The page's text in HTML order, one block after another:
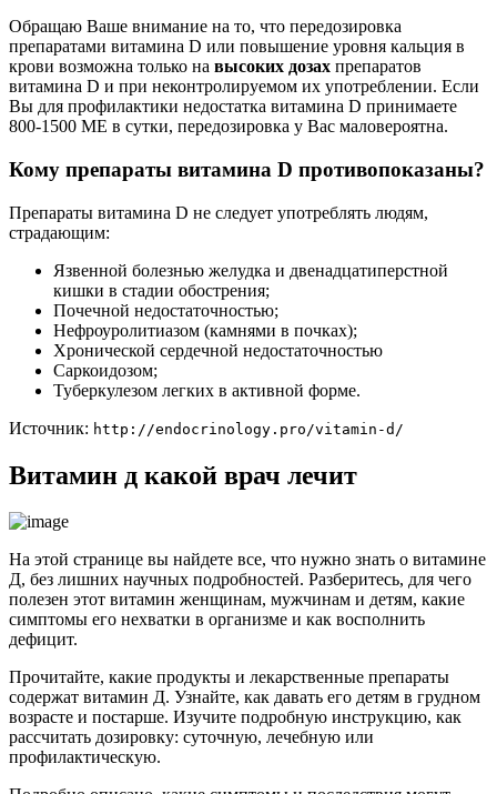
Обращаю Ваше внимание на то, что передозировка
препаратами витамина D или повышение уровня кальция в
крови возможна только на высоких дозах препаратов
витамина D и при неконтролируемом их употреблении. Если
Вы для профилактики недостатка витамина D принимаете
800-1500 МЕ в сутки, передозировка у Вас маловероятна.
Кому препараты витамина D противопоказаны?
Препараты витамина D не следует употреблять людям,
страдающим:
Язвенной болезнью желудка и двенадцатиперстной
кишки в стадии обострения;
Почечной недостаточностью;
Нефроуролитиазом (камнями в почках);
Хронической сердечной недостаточностью
Саркоидозом;
Туберкулезом легких в активной форме.
Источник: http://endocrinology.pro/vitamin-d/
Витамин д какой врач лечит
На этой странице вы найдете все, что нужно знать о витамине
Д, без лишних научных подробностей. Разберитесь, для чего
полезен этот витамин женщинам, мужчинам и детям, какие
симптомы его нехватки в организме и как восполнить
дефицит.
Прочитайте, какие продукты и лекарственные препараты
содержат витамин Д. Узнайте, как давать его детям в грудном
возрасте и постарше. Изучите подробную инструкцию, как
рассчитать дозировку: суточную, лечебную или
профилактическую.